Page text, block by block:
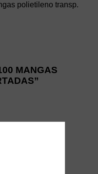
polietileno transp.
MANGAS